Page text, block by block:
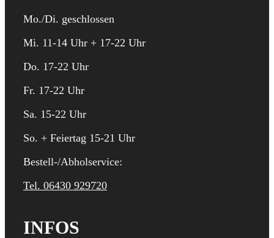
Mo./Di. geschlossen
Mi. 11-14 Uhr + 17-22 Uhr
Do. 17-22 Uhr
Fr. 17-22 Uhr
Sa. 15-22 Uhr
So. + Feiertag 15-21 Uhr
Bestell-/Abholservice:
Tel. 06430 929720
INFOS